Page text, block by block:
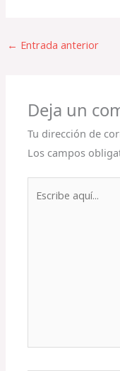
← Entrada anterior
Deja un
Tu dirección de
Los campos